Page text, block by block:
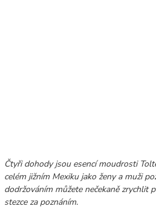
Čtyři dohody jsou esencí moudrosti
celém jižním Mexiku jako ženy a muži
dodržováním můžete nečekaně zrychlit
stezce za poznáním.